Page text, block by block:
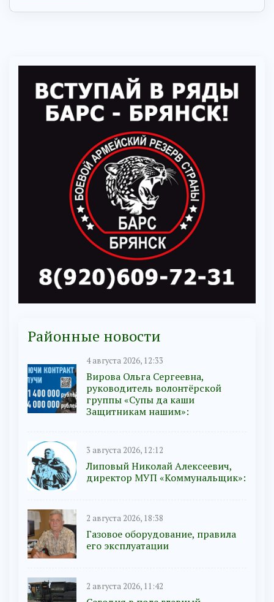
Районные новости
4 августа 2026, 12:33
Вирова Ольга Сергеевна,
руководитель волонтёрской
группы «Супы да каши
Защитникам нашим»:
3 августа 2026, 12:12
Липовый Николай Алексеевич,
директор МУП «Коммунальщик»:
2 августа 2026, 18:38
Газовое оборудование, правила
его эксплуатации
2 августа 2026, 11:42